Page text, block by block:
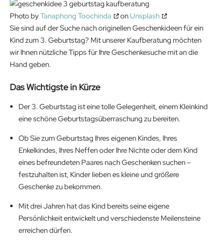
Photo byTanaphong Toochinda on Unsplash
Sie sind auf der Suche nach originellen Geschenkideen für ein
Kind zum 3. Geburtstag? Mit unserer Kaufberatung möchten
wir Ihnen nützliche Tipps für Ihre Geschenkesuche mit an die
Hand geben.
Das Wichtigste in Kürze
Der 3. Geburtstag ist eine tolle Gelegenheit, einem Kleinkind
eine schöne Geburtstagsüberraschung zu bereiten.
Ob Sie zum Geburtstag Ihres eigenen Kindes, Ihres
Enkelkindes, Ihres Neffen oder Ihre Nichte oder dem Kind
eines befreundeten Paares nach Geschenken suchen –
festzuhalten ist, Kinder lieben es kleine und größere
Geschenke zu bekommen.
Mit drei Jahren hat das Kind bereits seine eigene
Persönlichkeit entwickelt und verschiedenste Meilensteine
erreichen dürfen.